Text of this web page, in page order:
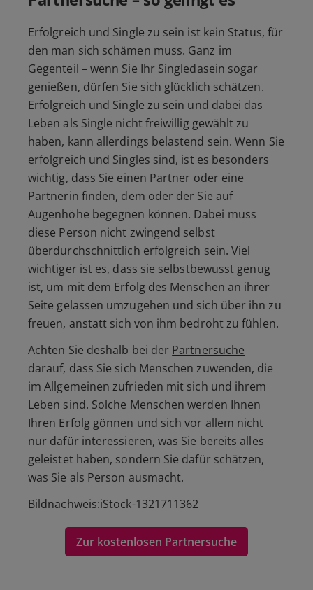
Erfolgreich und Single zu sein ist kein Status, für
den man sich schämen muss. Ganz im
Gegenteil – wenn Sie Ihr Singledasein sogar
genießen, dürfen Sie sich glücklich schätzen.
Erfolgreich und Single zu sein und dabei das
Leben als Single nicht freiwillig gewählt zu
haben, kann allerdings belastend sein. Wenn Sie
erfolgreich und Singles sind, ist es besonders
wichtig, dass Sie einen Partner oder eine
Partnerin finden, dem oder der Sie auf
Augenhöhe begegnen können. Dabei muss
diese Person nicht zwingend selbst
überdurchschnittlich erfolgreich sein. Viel
wichtiger ist es, dass sie selbstbewusst genug
ist, um mit dem Erfolg des Menschen an ihrer
Seite gelassen umzugehen und sich über ihn zu
freuen, anstatt sich von ihm bedroht zu fühlen.
Achten Sie deshalb bei der Partnersuche
darauf, dass Sie sich Menschen zuwenden, die
im Allgemeinen zufrieden mit sich und ihrem
Leben sind. Solche Menschen werden Ihnen
Ihren Erfolg gönnen und sich vor allem nicht
nur dafür interessieren, was Sie bereits alles
geleistet haben, sondern Sie dafür schätzen,
was Sie als Person ausmacht.
Bildnachweis:iStock-1321711362
Zur kostenlosen Partnersuche